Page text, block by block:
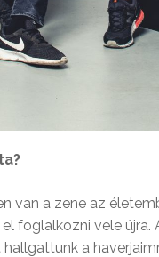
van a zene az
foglalkozni vele újra.
a